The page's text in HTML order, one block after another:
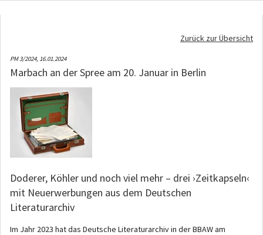
Zurück zur Übersicht
PM 3/2024, 16.01.2024
Marbach an der Spree am 20. Januar in Berlin
Doderer, Köhler und noch viel mehr – drei ›Zeitkapseln‹
mit Neuerwerbungen aus dem Deutschen
Literaturarchiv
Im Jahr 2023 hat das Deutsche Literaturarchiv in der BBAW am